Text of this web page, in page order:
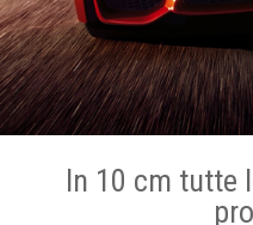
In 10 cm tutte